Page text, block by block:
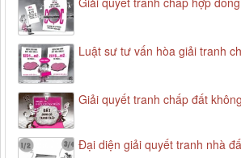
Luật sư tư vấn hòa giải tranh
Giải quyết tranh chấp đất
Đại diện giải quyết tranh nhà